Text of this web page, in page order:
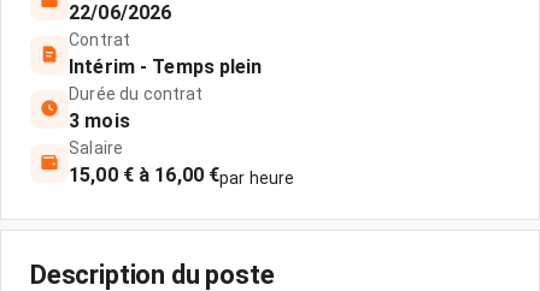
22/06/2026
Contrat
Intérim - Temps plein
Durée du contrat
3 mois
Salaire
15,00 € à 16,00 €par heure
Description du poste